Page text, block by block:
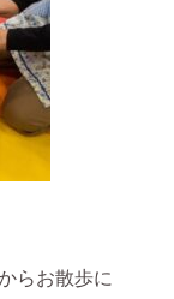
らお散歩に